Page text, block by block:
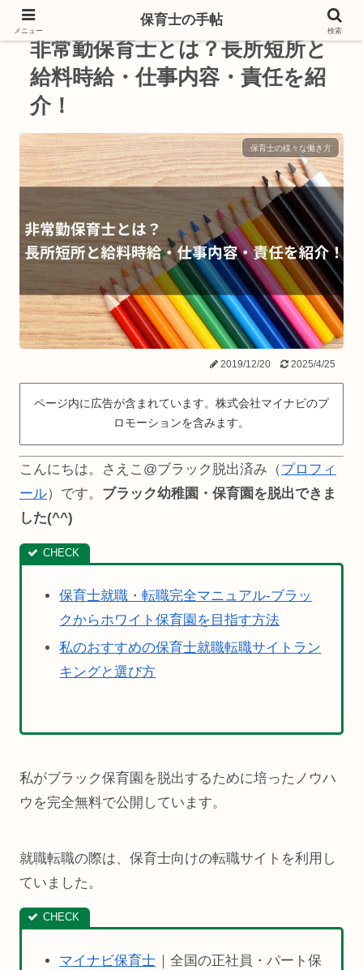
非常勤保育士とは？長所短所と
給料時給・仕事内容・責任を紹
介！
保育士の様々な働き方
2019/12/20 2025/4/25
ページ内に広告が含まれています。株式会社マイナビのプ
ロモーションを含みます。
こんにちは。さえこ@ブラック脱出済み（プロフィ
ール）です。 ブラック幼稚園・保育園を脱出できま
した(^^)
保育士就職・転職完全マニュアル-ブラッ
クからホワイト保育園を目指す方法
私のおすすめの保育士就職転職サイトラン
キングと選び方
私がブラック保育園を脱出するために培ったノウハ
ウを完全無料で公開しています。
就職転職の際は、保育士向けの転職サイトを利用し
ていました。
マイナビ保育士 ｜全国の正社員・パート保
メニュー
保育士の手帖
検索